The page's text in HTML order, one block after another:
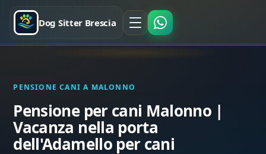
Dog Sitter Brescia
PENSIONE CANI A MALONNO
Pensione per cani Malonno |
Vacanza nella porta
dell'Adamello per cani